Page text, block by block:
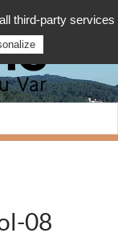
08
third-party services